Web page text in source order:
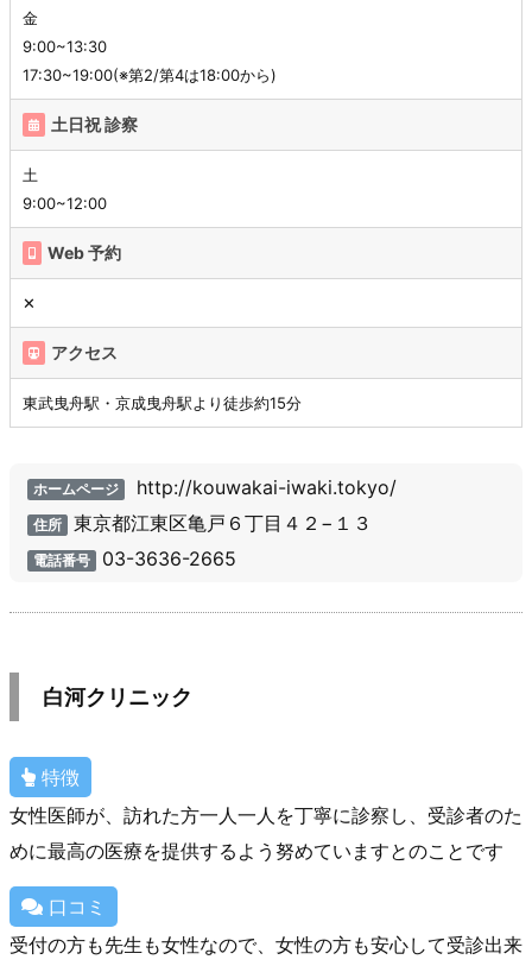
金
9:00~13:30
17:30~19:00(※第2/第4は18:00から)
土日祝 診察
土
9:00~12:00
Web 予約
✕
アクセス
東武曳舟駅・京成曳舟駅より徒歩約15分
ホームページ http://kouwakai-iwaki.tokyo/
住所 東京都江東区亀戸６丁目４２−１３
電話番号 03-3636-2665
白河クリニック
特徴
女性医師が、訪れた方一人一人を丁寧に診察し、受診者のた
めに最高の医療を提供するよう努めていますとのことです
口コミ
受付の方も先生も女性なので、女性の方も安心して受診出来